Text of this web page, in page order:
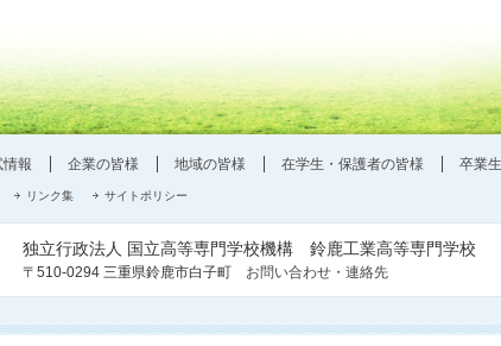
情報 企業の皆様 地域の皆様 在学生・保護者の皆様 卒業
リンク集 サイトポリシー
独立行政法人 国立高等専門学校機構 鈴鹿工業高等専門学校
〒510-0294 三重県鈴鹿市白子町 お問い合わせ・連絡先